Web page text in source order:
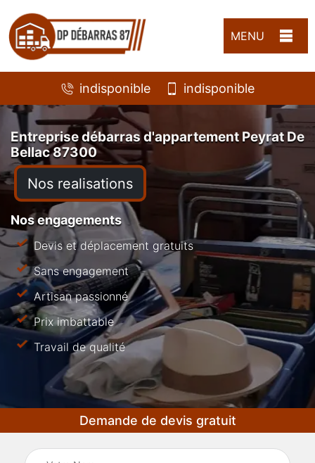
MENU
indisponible indisponible
Entreprise débarras d'appartement Peyrat De
Bellac 87300
Nos realisations
Nos engagements
Devis et déplacement gratuits
Sans engagement
Artisan passionné
Prix imbattable
Travail de qualité
Demande de devis gratuit